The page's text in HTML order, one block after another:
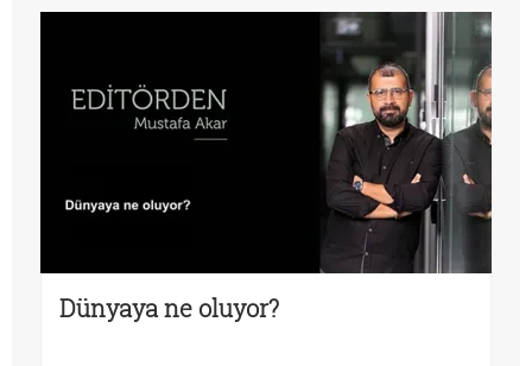
Dünyaya ne oluyor?